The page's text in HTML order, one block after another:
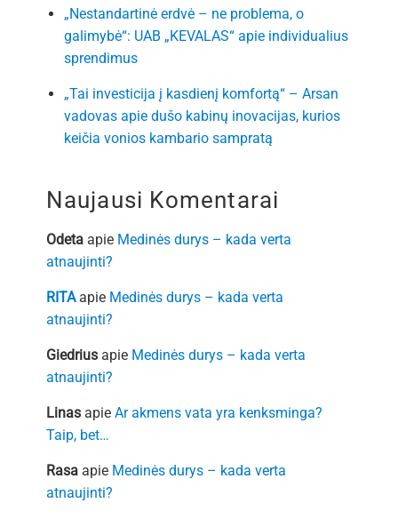
„Nestandartinė erdvė – ne problema, o
galimybė“: UAB „KEVALAS“ apie individualius
sprendimus
„Tai investicija į kasdienį komfortą“ – Arsan
vadovas apie dušo kabinų inovacijas, kurios
keičia vonios kambario sampratą
Naujausi Komentarai
Odetaapie Medinės durys – kada verta
atnaujinti?
RITAapie Medinės durys – kada verta
atnaujinti?
Giedriusapie Medinės durys – kada verta
atnaujinti?
Linasapie Ar akmens vata yra kenksminga?
Taip, bet…
Rasaapie Medinės durys – kada verta
atnaujinti?